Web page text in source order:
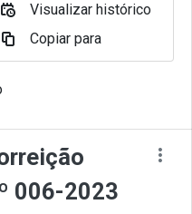
por Juliana
006-2023
Visualizar histórico
Copiar para